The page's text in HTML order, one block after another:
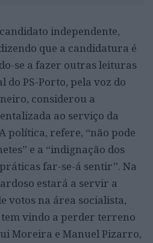
independente,
que a candidatura é
se a fazer outras leituras
do PS-Porto, pela voz do
considerou a
ao serviço da
política, refere, “não pode
e a “indignação dos
far-se-á sentir”. Na
estará a servir a
votos na área socialista,
tem vindo a perder terreno
Moreira e Manuel Pizarro,